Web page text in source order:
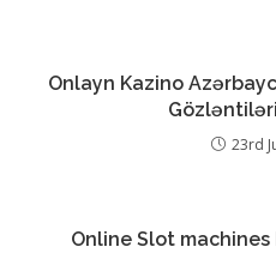
Onlayn Kazino
23rd
Online Slot machines